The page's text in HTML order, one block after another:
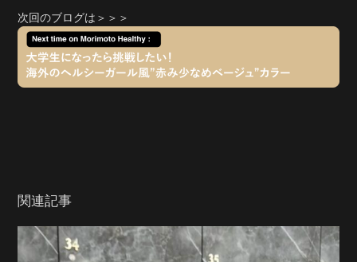
次回のブログは＞＞＞
関連記事